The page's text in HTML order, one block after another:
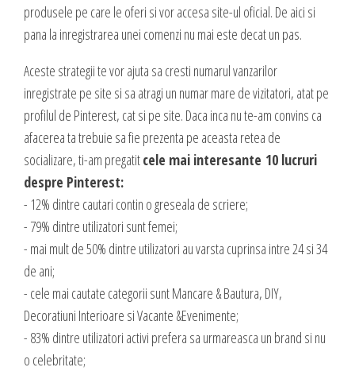
produsele pe care le oferi si vor accesa site-ul oficial. De aici si
pana la inregistrarea unei comenzi nu mai este decat un pas.
Aceste strategii te vor ajuta sa cresti numarul vanzarilor
inregistrate pe site si sa atragi un numar mare de vizitatori, atat pe
profilul de Pinterest, cat si pe site. Daca inca nu te-am convins ca
afacerea ta trebuie sa fie prezenta pe aceasta retea de
socializare, ti-am pregatitcele mai interesante 10 lucruri
despre Pinterest:
- 12% dintre cautari contin o greseala de scriere;
- 79% dintre utilizatori sunt femei;
- mai mult de 50% dintre utilizatori au varsta cuprinsa intre 24 si 34
de ani;
- cele mai cautate categorii sunt Mancare & Bautura, DIY,
Decoratiuni Interioare si Vacante &Evenimente;
- 83% dintre utilizatori activi prefera sa urmareasca un brand si nu
o celebritate;